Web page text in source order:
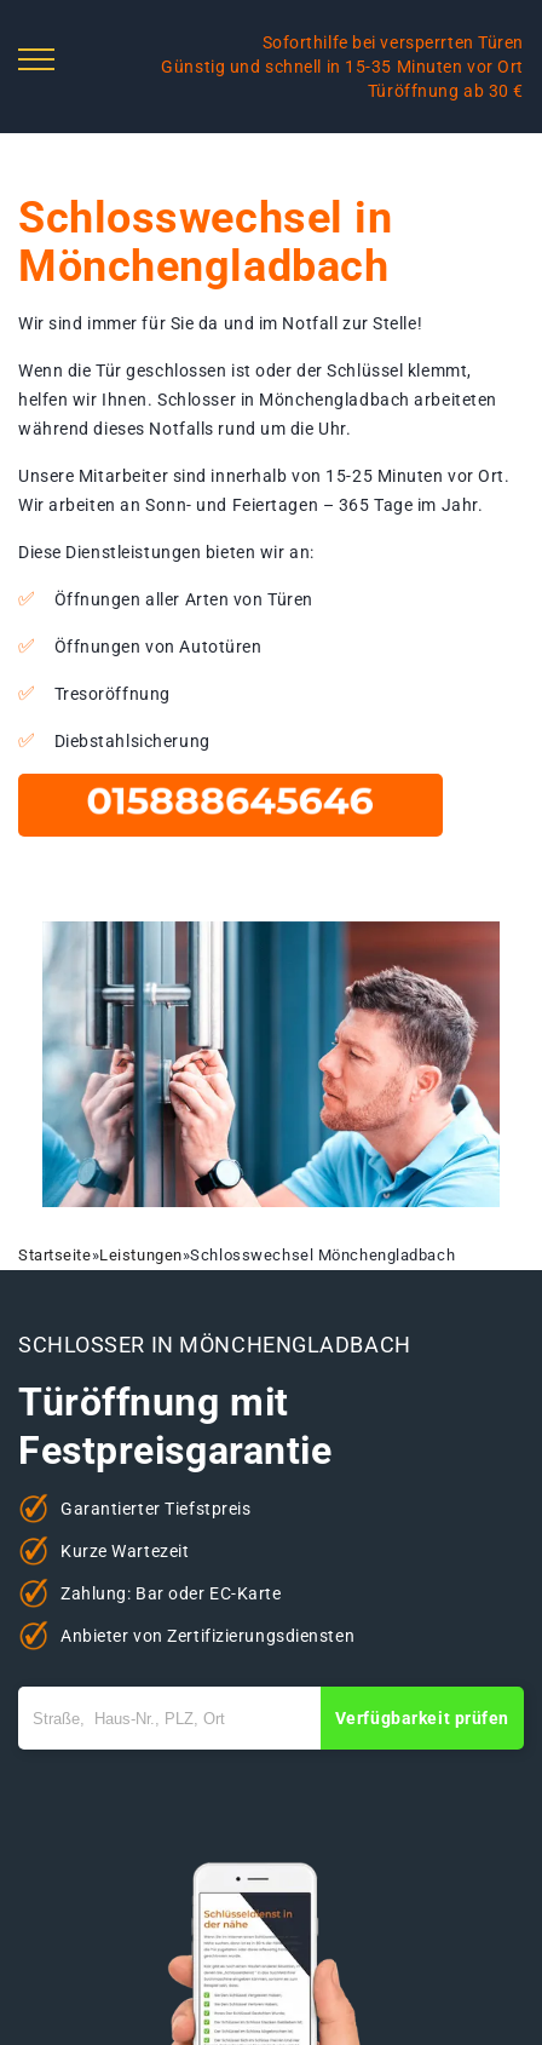
Soforthilfe bei versperrten Türen
Günstig und schnell in 15-35 Minuten vor Ort
Türöffnung ab 30 €
Schlosswechsel in
Mönchengladbach
Wir sind immer für Sie da und im Notfall zur Stelle!
Wenn die Tür geschlossen ist oder der Schlüssel klemmt,
helfen wir Ihnen. Schlosser in Mönchengladbach arbeiteten
während dieses Notfalls rund um die Uhr.
Unsere Mitarbeiter sind innerhalb von 15-25 Minuten vor Ort.
Wir arbeiten an Sonn- und Feiertagen – 365 Tage im Jahr.
Diese Dienstleistungen bieten wir an:
Öffnungen aller Arten von Türen
Öffnungen von Autotüren
Tresoröffnung
Diebstahlsicherung
Startseite»Leistungen»Schlosswechsel Mönchengladbach
SCHLOSSER IN MÖNCHENGLADBACH
Türöffnung mit
Festpreisgarantie
Garantierter Tiefstpreis
Kurze Wartezeit
Zahlung: Bar oder EC-Karte
Anbieter von Zertifizierungsdiensten
Verfügbarkeit prüfen